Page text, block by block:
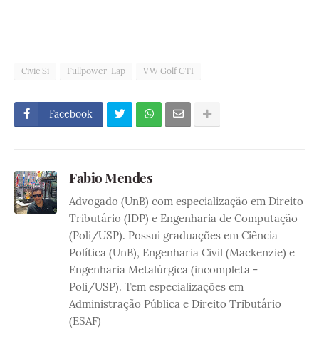
Civic Si Fullpower-Lap VW Golf GTI
Facebook
Fabio Mendes
Advogado (UnB) com especialização em Direito
Tributário (IDP) e Engenharia de Computação
(Poli/USP). Possui graduações em Ciência
Política (UnB), Engenharia Civil (Mackenzie) e
Engenharia Metalúrgica (incompleta -
Poli/USP). Tem especializações em
Administração Pública e Direito Tributário
(ESAF)